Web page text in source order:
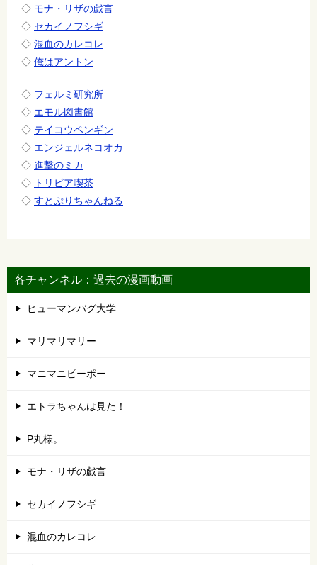
◇ モナ・リザの戯言
◇ セカイノフシギ
◇ 混血のカレコレ
◇ 俺はアントン
◇ フェルミ研究所
◇ エモル図書館
◇ テイコウペンギン
◇ エンジェルネコオカ
◇ 進撃のミカ
◇ トリビア喫茶
◇ すとぷりちゃんねる
各チャンネル：過去の漫画動画
ヒューマンバグ大学
マリマリマリー
マニマニピーポー
エトラちゃんは見た！
P丸様。
モナ・リザの戯言
セカイノフシギ
混血のカレコレ